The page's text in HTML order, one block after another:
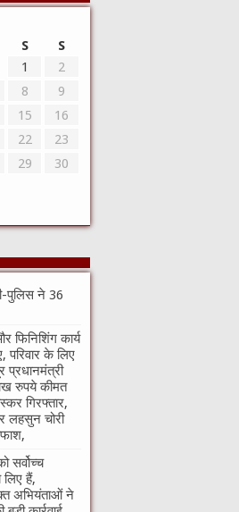
S
S
1
2
8
9
15
16
22
23
29
30
पुलिस ने 36
फिनिशिंग कार्य
के लिए
रुपये कीमत
गिरफ्तार,
लहसुन चोरी
सर्वोच्च
लिए हैं,
अभियंताओं ने